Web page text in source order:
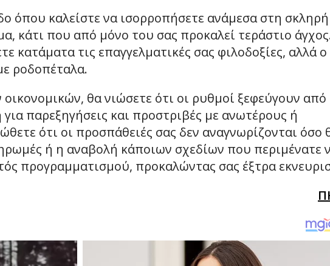
όπου καλείστε να ισορροπήσετε ανάμεσα στη σκληρή
κάτι που από μόνο του σας προκαλεί τεράστιο
κατάματα τις επαγγελματικές σας φιλοδοξίες, αλλά ο
ροδοπέταλα.
θα νιώσετε ότι οι ρυθμοί ξεφεύγουν από
παρεξηγήσεις και προστριβές με ανωτέρους ή
ότι οι προσπάθειές σας δεν αναγνωρίζονται όσο
ή η αναβολή κάποιων σχεδίων που περιμένατε
προγραμματισμού, προκαλώντας σας έξτρα